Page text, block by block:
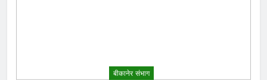
बीकानेर संभाग